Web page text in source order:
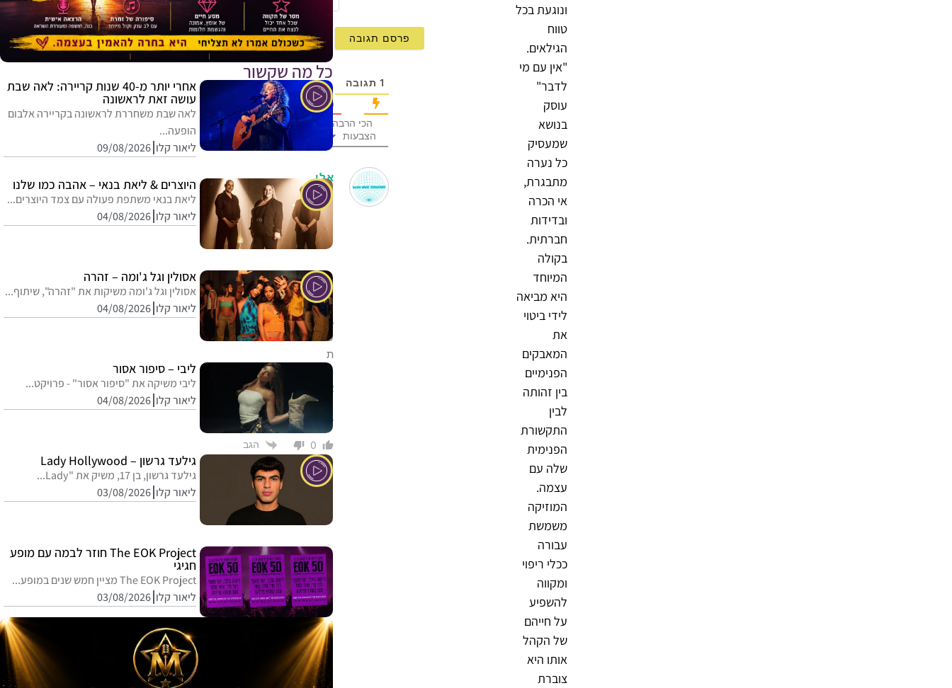
ונוגעת בכל
טווח
הגילאים.
"אין עם מי
לדבר"
עוסק
בנושא
שמעסיק
כל נערה
מתבגרת,
אי הכרה
ובדידות
חברתית.
בקולה
המיוחד
היא מביאה
לידי ביטוי
את
המאבקים
הפנימיים
בין זהותה
לבין
התקשורת
הפנימית
שלה עם
עצמה.
המוזיקה
משמשת
עבורה
ככלי ריפוי
ומקווה
להשפיע
על חייהם
של הקהל
אותו היא
צוברת
1 תגובה
הכי הרבה
הצבעות
אלי
1
שנה
לפני
מ
ר
ג
ש
ת
מ
א
ד
0 הגב
כל מה שקשור
אחרי יותר מ-40 שנות קריירה: לאה שבת
עושה זאת לראשונה
לאה שבת משחררת לראשונה בקריירה אלבום
הופעה...
ליאור קלו 09/08/2026
היוצרים & ליאת בנאי – אהבה כמו שלנו
ליאת בנאי משתפת פעולה עם צמד היוצרים...
ליאור קלו 04/08/2026
אסולין וגל ג'ומה – זהרה
אסולין וגל ג'ומה משיקות את "זהרה", שיתוף...
ליאור קלו 04/08/2026
ליבי – סיפור אסור
ליבי משיקה את "סיפור אסור" - פרויקט...
ליאור קלו 04/08/2026
גילעד גרשון – Lady Hollywood
גילעד גרשון, בן 17, משיק את "Lady...
ליאור קלו 03/08/2026
The EOK Project חוזר לבמה עם מופע
חגיגי
The EOK Project מציין חמש שנים במופע...
ליאור קלו 03/08/2026